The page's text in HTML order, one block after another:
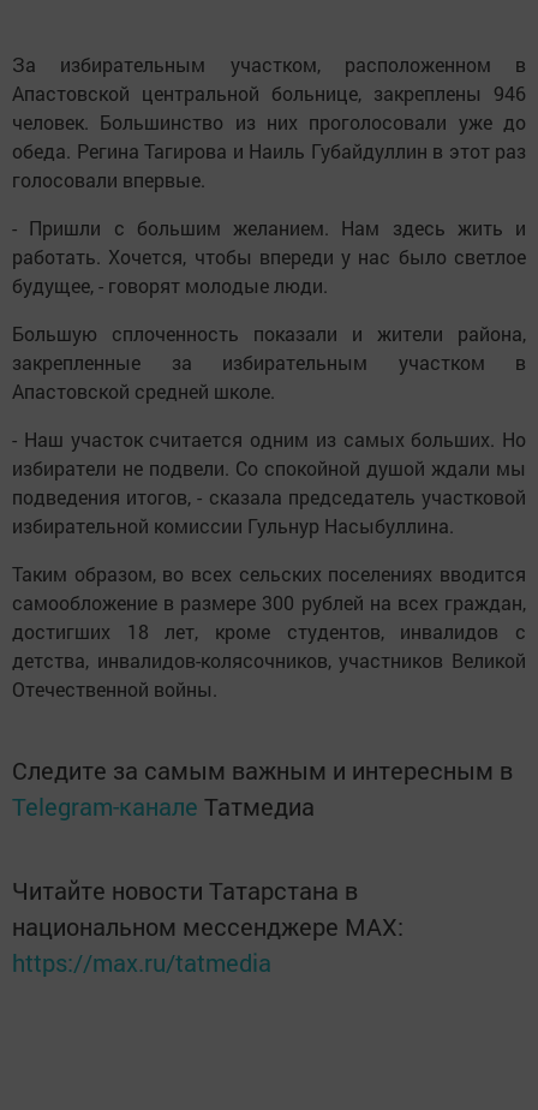
За избирательным участком, расположенном в
Апастовской центральной больнице, закреплены 946
человек. Большинство из них проголосовали уже до
обеда. Регина Тагирова и Наиль Губайдуллин в этот раз
голосовали впервые.
- Пришли с большим желанием. Нам здесь жить и
работать. Хочется, чтобы впереди у нас было светлое
будущее, - говорят молодые люди.
Большую сплоченность показали и жители района,
закрепленные за избирательным участком в
Апастовской средней школе.
- Наш участок считается одним из самых больших. Но
избиратели не подвели. Со спокойной душой ждали мы
подведения итогов, - сказала председатель участковой
избирательной комиссии Гульнур Насыбуллина.
Таким образом, во всех сельских поселениях вводится
самообложение в размере 300 рублей на всех граждан,
достигших 18 лет, кроме студентов, инвалидов с
детства, инвалидов-колясочников, участников Великой
Отечественной войны.
Следите за самым важным и интересным в
Telegram-канале Татмедиа
Читайте новости Татарстана в
национальном мессенджере MАХ:
https://max.ru/tatmedia